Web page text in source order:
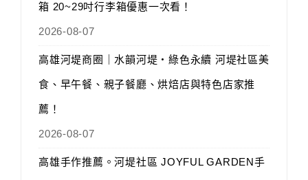
箱 20~29吋行李箱優惠一次看！
2026-08-07
高雄河堤商圈｜水韻河堤‧綠色永續 河堤社區美
食、早午餐、親子餐廳、烘焙店與特色店家推
薦！
2026-08-07
高雄手作推薦。河堤社區 JOYFUL GARDEN手